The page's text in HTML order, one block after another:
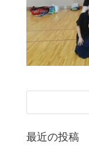
最近の投稿